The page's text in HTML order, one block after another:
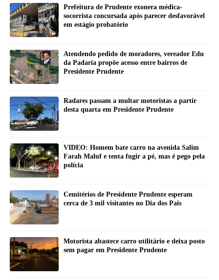
Prefeitura de Prudente exonera médica-
socorrista concursada após parecer desfavorável
em estágio probatório
Atendendo pedido de moradores, vereador Edu
da Padaria propõe acesso entre bairros de
Presidente Prudente
Radares passam a multar motoristas a partir
desta quarta em Presidente Prudente
VIDEO: Homem bate carro na avenida Salim
Farah Maluf e tenta fugir a pé, mas é pego pela
polícia
Cemitérios de Presidente Prudente esperam
cerca de 3 mil visitantes no Dia dos Pais
Motorista abastece carro utilitário e deixa posto
sem pagar em Presidente Prudente